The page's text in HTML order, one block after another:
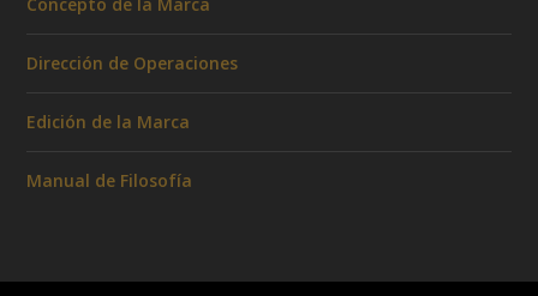
Dirección de Operaciones
Edición de la Marca
Manual de Filosofía